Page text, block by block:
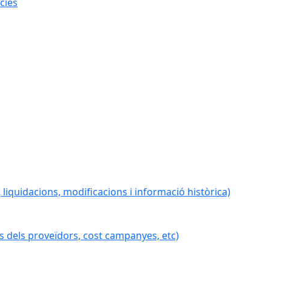
modificacions i informació històrica)
proveïdors, cost campanyes, etc)